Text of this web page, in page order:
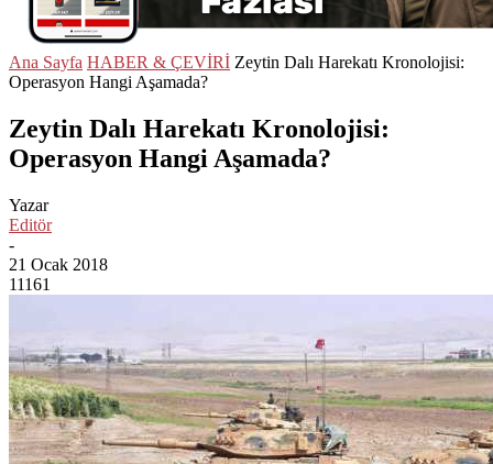
Ana Sayfa HABER & ÇEVİRİ Zeytin Dalı Harekatı Kronolojisi:
Operasyon Hangi Aşamada?
Zeytin Dalı Harekatı Kronolojisi:
Operasyon Hangi Aşamada?
Yazar
Editör
-
21 Ocak 2018
11161